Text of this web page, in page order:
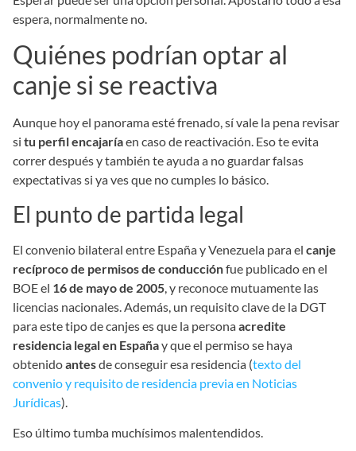
espera, normalmente no.
Quiénes podrían optar al
canje si se reactiva
Aunque hoy el panorama esté frenado, sí vale la pena revisar
si tu perfil encajaríaen caso de reactivación. Eso te evita
correr después y también te ayuda a no guardar falsas
expectativas si ya ves que no cumples lo básico.
El punto de partida legal
El convenio bilateral entre España y Venezuela para el canje
recíproco de permisos de conducciónfue publicado en el
BOE el 16 de mayo de 2005 , y reconoce mutuamente las
licencias nacionales. Además, un requisito clave de la DGT
para este tipo de canjes es que la personaacredite
residencia legal en Españay que el permiso se haya
obtenidoantesde conseguir esa residencia (texto del
convenio y requisito de residencia previa en Noticias
Jurídicas).
Eso último tumba muchísimos malentendidos.